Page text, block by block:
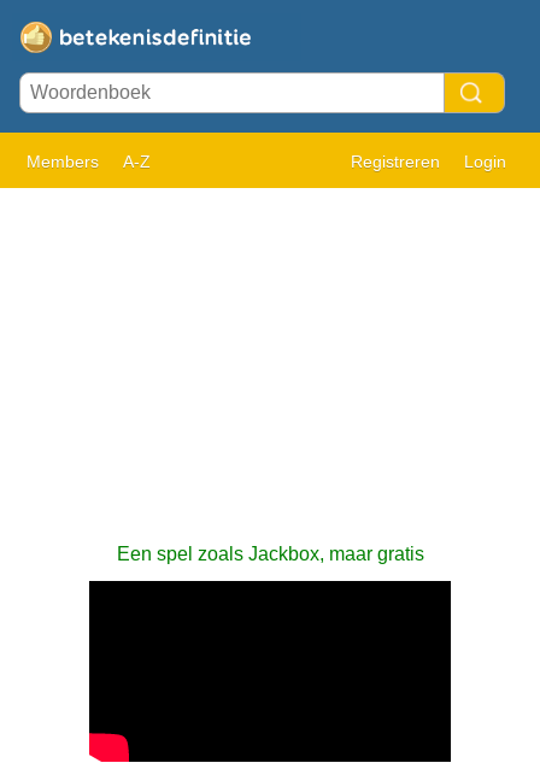
Members A-Z Registreren Login
Een spel zoals Jackbox, maar gratis